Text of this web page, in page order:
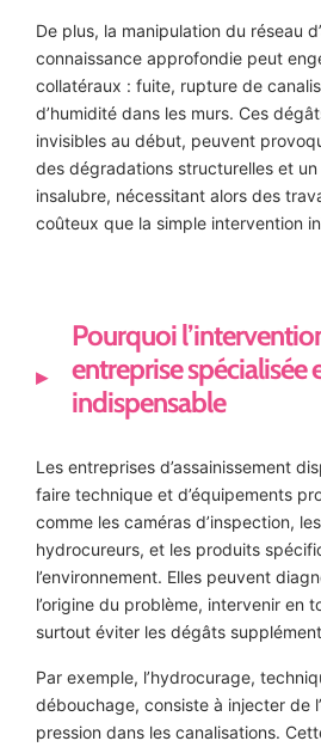
De plus, la manipulation du réseau
connaissance approfondie peut
collatéraux : fuite, rupture de
d’humidité dans les murs. Ces
invisibles au début, peuvent
des dégradations structurelles et
insalubre, nécessitant alors des
coûteux que la simple intervention
Pourquoi
entreprise spécialisée
indispensable
Les entreprises d’assainissement
faire technique et d’équipements
comme les caméras d’inspection,
hydrocureurs, et les produits
l’environnement. Elles peuvent
l’origine du problème, intervenir en
surtout éviter les dégâts
Par exemple, l’hydrocurage,
débouchage, consiste à injecter de
pression dans les canalisations.